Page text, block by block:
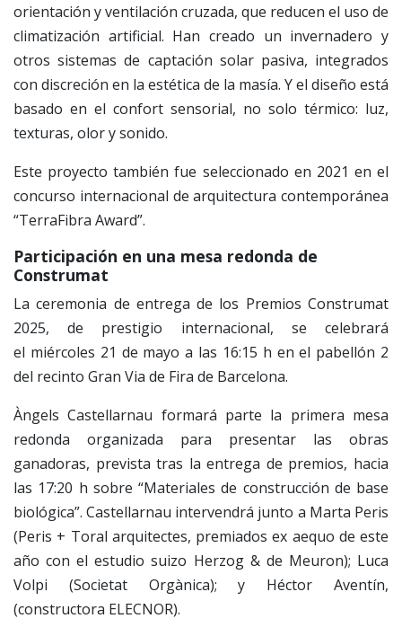
orientación y ventilación cruzada, que reducen el uso de
climatización artificial. Han creado un invernadero y
otros sistemas de captación solar pasiva, integrados
con discreción en la estética de la masía. Y el diseño está
basado en el confort sensorial, no solo térmico: luz,
texturas, olor y sonido.
Este proyecto también fue seleccionado en 2021 en el
concurso internacional de arquitectura contemporánea
“TerraFibra Award”.
Participación en una mesa redonda de
Construmat
La ceremonia de entrega de los Premios Construmat
2025, de prestigio internacional, se celebrará
el miércoles 21 de mayo a las 16:15 h en el pabellón 2
del recinto Gran Via de Fira de Barcelona.
Àngels Castellarnau formará parte la primera mesa
redonda organizada para presentar las obras
ganadoras, prevista tras la entrega de premios, hacia
las 17:20 h sobre “Materiales de construcción de base
biológica”. Castellarnau intervendrá junto a Marta Peris
(Peris + Toral arquitectes, premiados ex aequo de este
año con el estudio suizo Herzog & de Meuron); Luca
Volpi (Societat Orgànica); y Héctor Aventín,
(constructora ELECNOR).